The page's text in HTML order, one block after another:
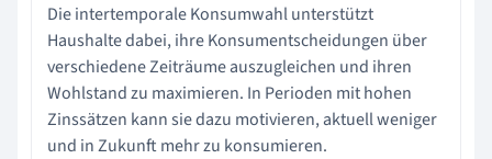
Die intertemporale Konsumwahl unterstützt
Haushalte dabei, ihre Konsumentscheidungen über
verschiedene Zeiträume auszugleichen und ihren
Wohlstand zu maximieren. In Perioden mit hohen
Zinssätzen kann sie dazu motivieren, aktuell weniger
und in Zukunft mehr zu konsumieren.